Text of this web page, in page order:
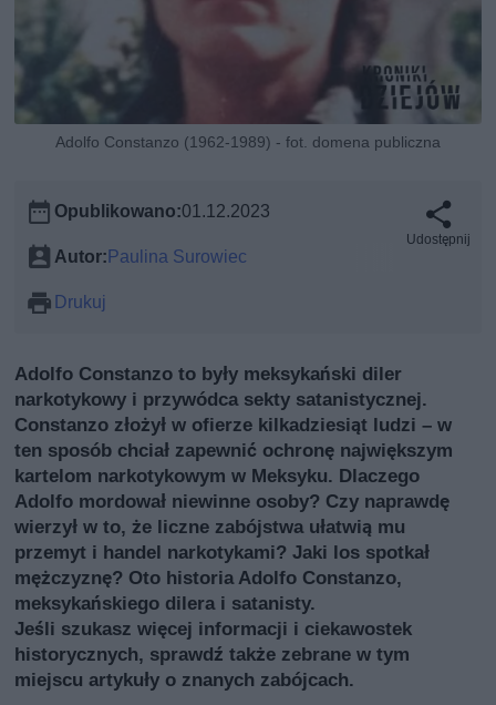
Adolfo Constanzo (1962-1989) - fot. domena publiczna
Opublikowano:01.12.2023
Autor:Paulina Surowiec
Drukuj
Udostępnij
Adolfo Constanzo to były meksykański diler
narkotykowy i przywódca sekty satanistycznej.
Constanzo złożył w ofierze kilkadziesiąt ludzi – w
ten sposób chciał zapewnić ochronę największym
kartelom narkotykowym w Meksyku. Dlaczego
Adolfo mordował niewinne osoby? Czy naprawdę
wierzył w to, że liczne zabójstwa ułatwią mu
przemyt i handel narkotykami? Jaki los spotkał
mężczyznę? Oto historia Adolfo Constanzo,
meksykańskiego dilera i satanisty.
Jeśli szukasz więcej informacji i ciekawostek
historycznych, sprawdź także zebrane w tym
miejscu artykuły o znanych zabójcach.